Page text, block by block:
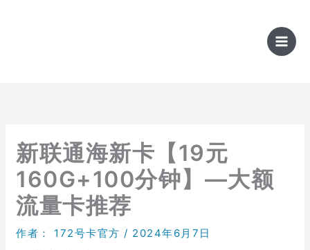
新联通海新卡【19元
160G+100分钟】—大额
流量卡推荐
作者： 172号卡官方 / 2024年6月7日